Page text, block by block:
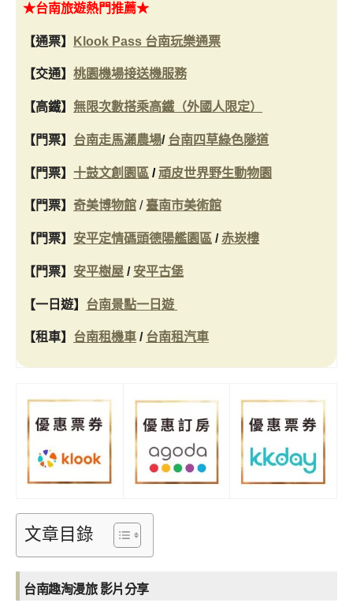
★台南旅遊熱門推薦★
【通票】 Klook Pass 台南玩樂通票
【交通】 桃園機場接送機服務
【高鐵】 無限次數搭乘高鐵（外國人限定）
【門票】 台南走馬瀨農場/ 台南四草綠色隧道
【門票】 十鼓文創園區 /頑皮世界野生動物園
【門票】 奇美博物館 / 臺南市美術館
【門票】 安平定情碼頭德陽艦園區 /赤崁樓
【門票】 安平樹屋 / 安平古堡
【一日遊】 台南景點一日遊
【租車】 台南租機車 / 台南租汽車
文章目錄
台南趣淘漫旅 影片分享